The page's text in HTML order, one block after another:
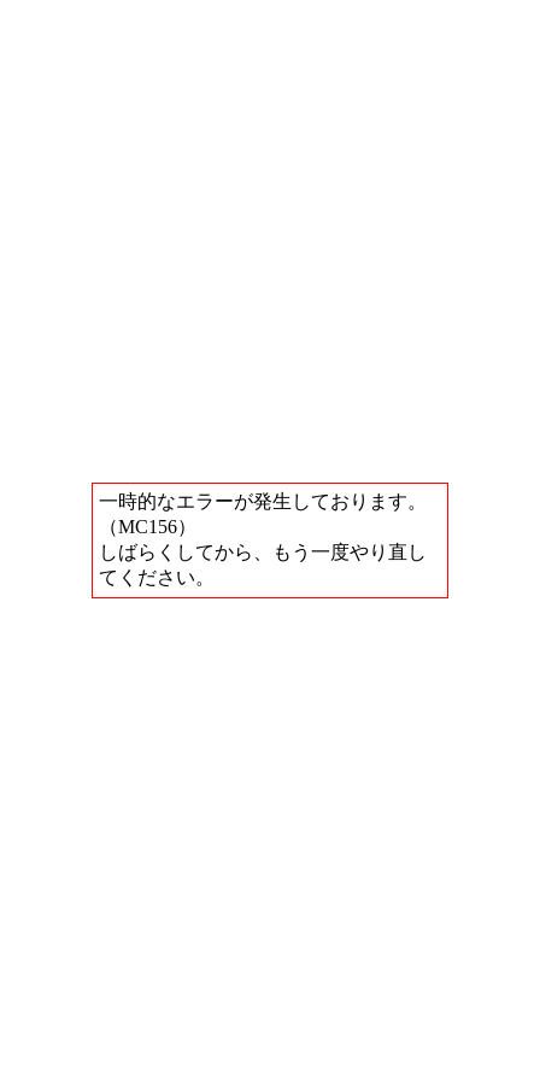
一時的なエラーが発生しております。
（MC156）
しばらくしてから、もう一度やり直し
てください。